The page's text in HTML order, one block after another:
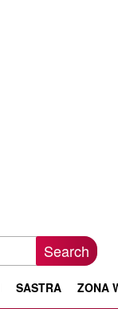
Search
SASTRA ZONA